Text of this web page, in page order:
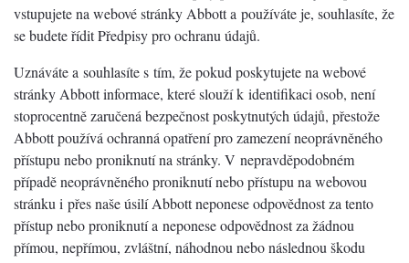
vstupujete na webové stránky Abbott a používáte je, souhlasíte, že
se budete řídit Předpisy pro ochranu údajů.
Uznáváte a souhlasíte s tím, že pokud poskytujete na webové
stránky Abbott informace, které slouží k identifikaci osob, není
stoprocentně zaručená bezpečnost poskytnutých údajů, přestože
Abbott používá ochranná opatření pro zamezení neoprávněného
přístupu nebo proniknutí na stránky. V nepravděpodobném
případě neoprávněného proniknutí nebo přístupu na webovou
stránku i přes naše úsilí Abbott neponese odpovědnost za tento
přístup nebo proniknutí a neponese odpovědnost za žádnou
přímou, nepřímou, zvláštní, náhodnou nebo následnou škodu